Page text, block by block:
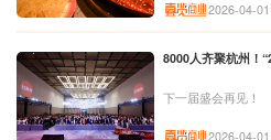
2026-04-
8000人齐聚杭州！
下一届盛会再见！
2026-04-